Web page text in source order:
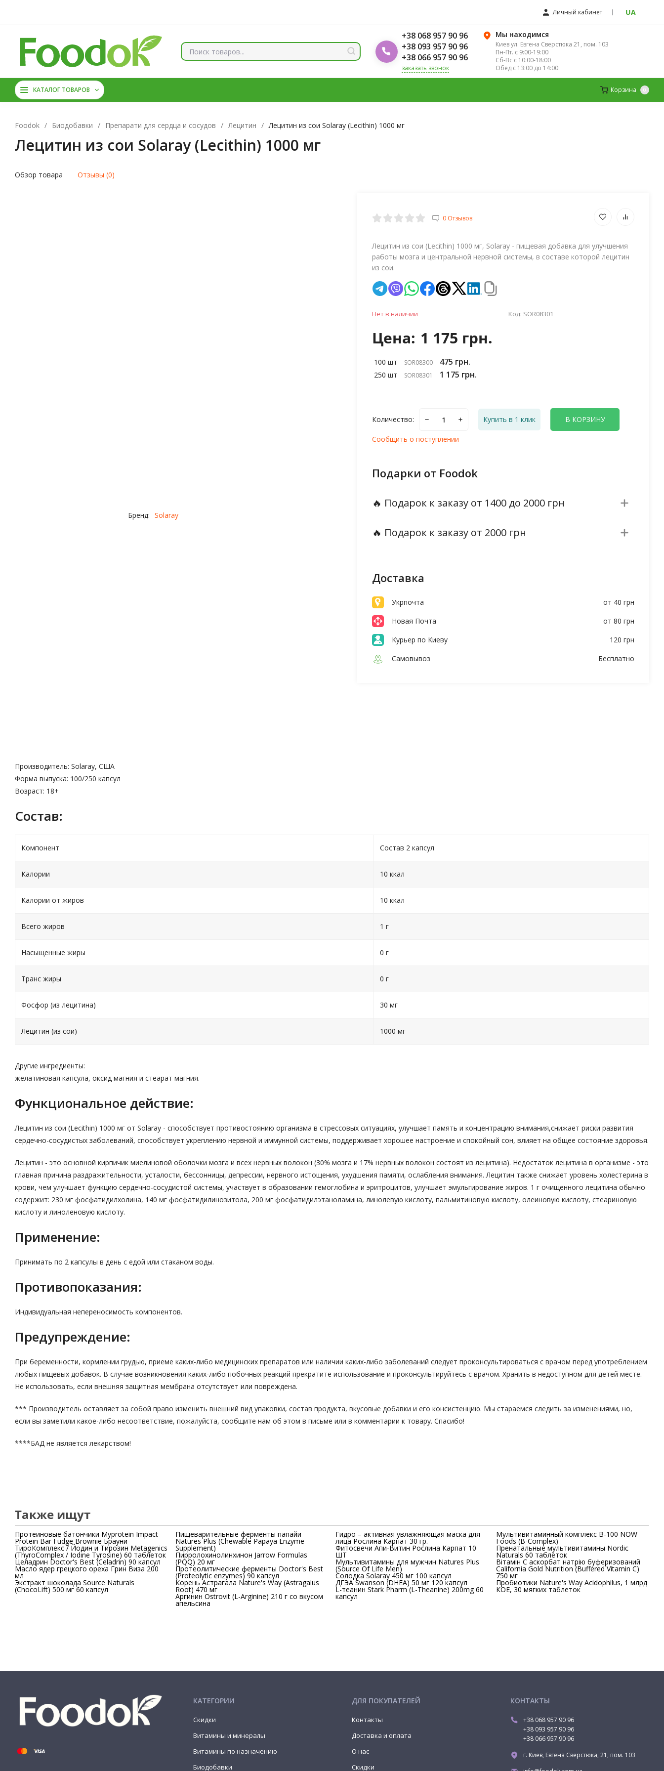
Личный кабинет UA
+38 068 957 90 96
+38 093 957 90 96
+38 066 957 90 96
заказать звонок
Мы находимся
Киев ул. Евгена Сверстюка 21, пом. 103
Пн-Пт. с 9:00-19:00
Сб-Вс с 10:00-18:00
Обед с 13:00 до 14:00
КАТАЛОГ ТОВАРОВ
МАГНИЙ
АМИНОКИСЛОТЫ ЦИНК
Корзина 0
Foodok / Биодобавки / Препарати для сердца и сосудов / Лецитин / Лецитин из сои Solaray (Lecithin) 1000 мг
Лецитин из сои Solaray (Lecithin) 1000 мг
Обзор товара Отзывы (0)
Бренд: Solaray
0 Отзывов
Лецитин из сои (Lecithin) 1000 мг, Solaray - пищевая добавка для улучшения
работы мозга и центральной нервной системы, в составе которой лецитин
из сои.
Нет в наличии Код: SOR08301
Цена: 1 175 грн.
100 шт SOR08300 475 грн.
250 шт SOR08301 1 175 грн.
Количество: Купить в 1 клик В КОРЗИНУ
Сообщить о поступлении
Подарки от Foodok
🔥 Подарок к заказу от 1400 до 2000 грн
🔥 Подарок к заказу от 2000 грн
Доставка
Укрпочта
от 40 грн
Новая Почта
от 80 грн
Курьер по Киеву
120 грн
Самовывоз
Бесплатно
Производитель: Solaray, США
Форма выпуска: 100/250 капсул
Возраст: 18+
Cостав:
Компонент Состав 2 капсул
Калории 10 ккал
Калории от жиров 10 ккал
Всего жиров 1 г
Насыщенные жиры 0 г
Транс жиры 0 г
Фосфор (из лецитина) 30 мг
Лецитин (из сои) 1000 мг
Другие ингредиенты:
желатиновая капсула, оксид магния и стеарат магния.
Функциональное действие:
Лецитин из сои (Lecithin) 1000 мг от Solaray - способствует противостоянию организма в стрессовых ситуациях, улучшает память и концентрацию внимания,снижает риски развития
сердечно-сосудистых заболеваний, способствует укреплению нервной и иммунной системы, поддерживает хорошее настроение и спокойный сон, влияет на общее состояние здоровья.
Лецитин - это основной кирпичик миелиновой оболочки мозга и всех нервных волокон (30% мозга и 17% нервных волокон состоят из лецитина). Недостаток лецитина в организме - это
главная причина раздражительности, усталости, бессонницы, депрессии, нервного истощения, ухудшения памяти, ослабления внимания. Лецитин также снижает уровень холестерина в
крови, чем улучшает функцию сердечно-сосудистой системы, участвует в образовании гемоглобина и эритроцитов, улучшает эмульгирование жиров. 1 г очищенного лецитина обычно
содержит: 230 мг фосфатидилхолина, 140 мг фосфатидилинозитола, 200 мг фосфатидилэтаноламина, линолевую кислоту, пальмитиновую кислоту, олеиновую кислоту, стеариновую
кислоту и линоленовую кислоту.
Применение:
Принимать по 2 капсулы в день с едой или стаканом воды.
Противопоказания:
Индивидуальная непереносимость компонентов.
Предупреждение:
При беременности, кормлении грудью, приеме каких-либо медицинских препаратов или наличии каких-либо заболеваний следует проконсультироваться с врачом перед употреблением
любых пищевых добавок. В случае возникновения каких-либо побочных реакций прекратите использование и проконсультируйтесь с врачом. Хранить в недоступном для детей месте.
Не использовать, если внешняя защитная мембрана отсутствует или повреждена.
*** Производитель оставляет за собой право изменить внешний вид упаковки, состав продукта, вкусовые добавки и его консистенцию. Мы стараемся следить за изменениями, но,
если вы заметили какое-либо несоответствие, пожалуйста, сообщите нам об этом в письме или в комментарии к товару. Спасибо!
****БАД не является лекарством!
Также ищут
Протеиновые батончики Myprotein Impact
Protein Bar Fudge Brownie Брауни
ТироКомплекс / Йодин и Тирозин Metagenics
(ThyroComplex / Iodine Tyrosine) 60 таблеток
Целадрин Doctor's Best (Celadrin) 90 капсул
Масло ядер грецкого ореха Грин Виза 200
мл
Экстракт шоколада Source Naturals
(ChocoLift) 500 мг 60 капсул
Пищеварительные ферменты папайи
Natures Plus (Chewable Papaya Enzyme
Supplement)
Пирролохинолинхинон Jarrow Formulas
(PQQ) 20 мг
Протеолитические ферменты Doctor's Best
(Proteolytic enzymes) 90 капсул
Корень Астрагала Nature's Way (Astragalus
Root) 470 мг
Аргинин Ostrovit (L-Arginine) 210 г со вкусом
апельсина
Гидро – активная увлажняющая маска для
лица Рослина Карпат 30 гр.
Фитосвечи Апи-Витин Рослина Карпат 10
ШТ
Мультивитамины для мужчин Natures Plus
(Source Of Life Men)
Солодка Solaray 450 мг 100 капсул
ДГЭА Swanson (DHEA) 50 мг 120 капсул
L-теанин Stark Pharm (L-Theanine) 200mg 60
капсул
Мультивитаминный комплекс В-100 NOW
Foods (B-Complex)
Пренатальные мультивитамины Nordic
Naturals 60 таблеток
Вітамін C аскорбат натрію буферизований
California Gold Nutrition (Buffered Vitamin C)
750 мг
Пробиотики Nature's Way Acidophilus, 1 млрд
КОЕ, 30 мягких таблеток
КАТЕГОРИИ
Скидки
Витамины и минералы
Витамины по назначению
Биодобавки
ДЛЯ ПОКУПАТЕЛЕЙ
Контакты
Доставка и оплата
О нас
Скидки
КОНТАКТЫ
+38 068 957 90 96
+38 093 957 90 96
+38 066 957 90 96
г. Киев, Евгена Сверстюка, 21, пом. 103